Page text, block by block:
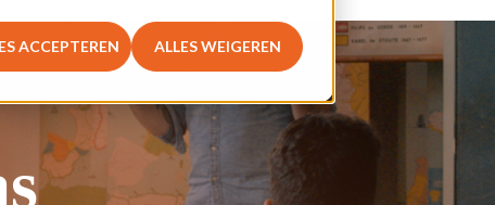
ACCEPTEREN ALLES WEIGEREN